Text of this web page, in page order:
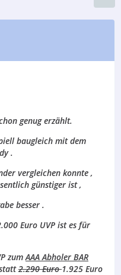
genug erzählt.
baugleich mit dem
.
vergleichen konnte ,
günstiger ist ,
besser .
Euro UVP ist es für
zum AAA Abholer BAR
2.290 Euro1.925 Euro